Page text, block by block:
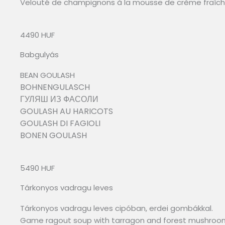
Velouté de champignons à la mousse de crème
4490 HUF
Babgulyás
BEAN GOULASH
BOHNENGULASCH
ГУЛЯШ ИЗ ФАСОЛИ
GOULASH AU HARICOTS
GOULASH DI FAGIOLI
BONEN GOULASH
5490 HUF
Tárkonyos vadragu leves
Tárkonyos vadragu leves cipóban, erdei gombákkal.
Game ragout soup with tarragon and forest